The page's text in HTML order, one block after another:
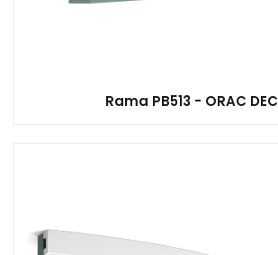
Rama PB513 - ORAC